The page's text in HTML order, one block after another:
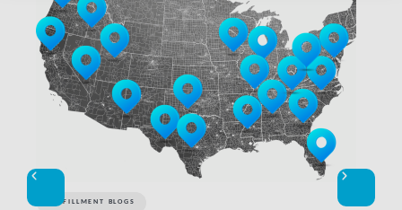
FULFILLMENT BLOGS